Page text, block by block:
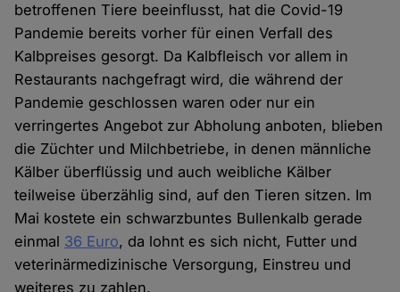
betroffenen Tiere beeinflusst, hat die Covid-19
Pandemie bereits vorher für einen Verfall des
Kalbpreises gesorgt. Da Kalbfleisch vor allem in
Restaurants nachgefragt wird, die während der
Pandemie geschlossen waren oder nur ein
verringertes Angebot zur Abholung anboten, blieben
die Züchter und Milchbetriebe, in denen männliche
Kälber überflüssig und auch weibliche Kälber
teilweise überzählig sind, auf den Tieren sitzen. Im
Mai kostete ein schwarzbuntes Bullenkalb gerade
einmal 36 Euro, da lohnt es sich nicht, Futter und
veterinärmedizinische Versorgung, Einstreu und
weiteres zu zahlen.